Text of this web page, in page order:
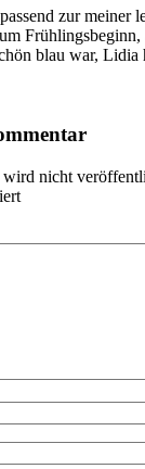
zur meiner
blau war,
nicht